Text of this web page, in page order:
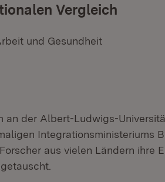
Vergleich
und Gesundheit
an der Albert-Ludwigs-
Integrationsministeriums
aus vielen Ländern ihre